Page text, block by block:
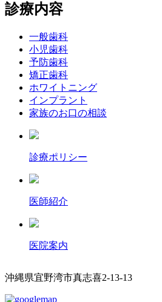
診療内容
一般歯科
小児歯科
予防歯科
矯正歯科
ホワイトニング
インプラント
家族のお口の相談
診療ポリシー
医師紹介
医院案内
沖縄県宜野湾市真志喜2-13-13